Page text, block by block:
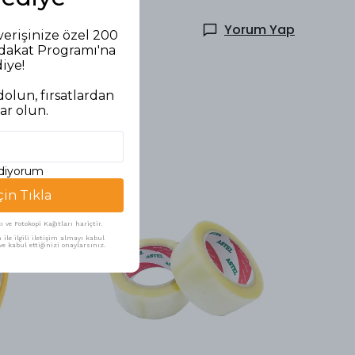
Yorum Yap
özel 200
Programı'na
fırsatlardan
olun.
Tıkla
ve Fotokopi Kağıtları hariçtir.
ile ilgili iletişim almayı kabul
kabul ettiğinizi onaylarsınız.